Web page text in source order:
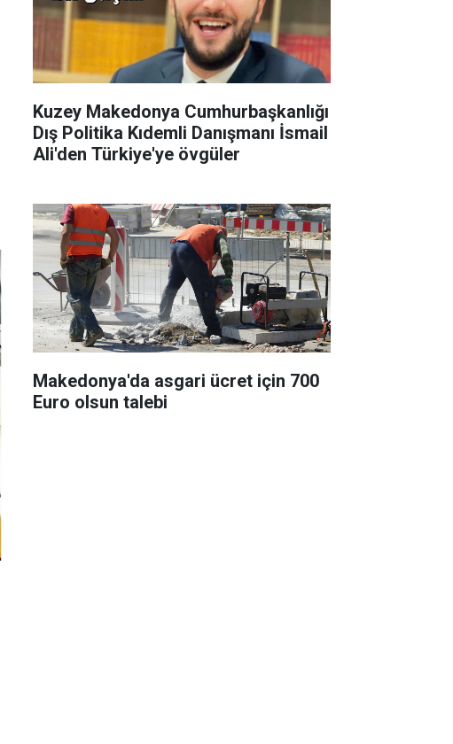
Kuzey Makedonya Cumhurbaşkanlığı
Dış Politika Kıdemli Danışmanı İsmail
Ali'den Türkiye'ye övgüler
Makedonya'da asgari ücret için 700
Euro olsun talebi